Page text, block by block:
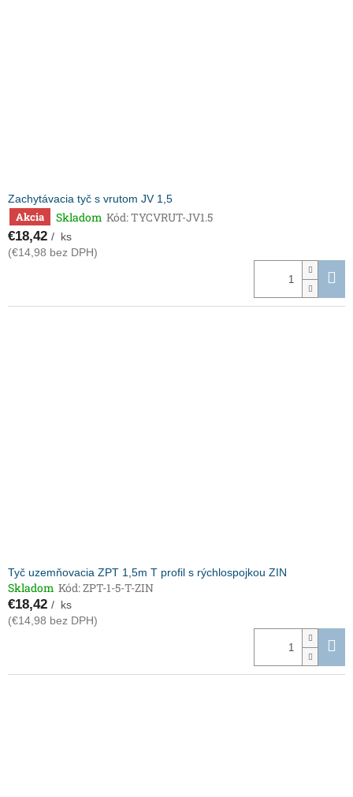
Zachytávacia tyč s vrutom JV 1,5
Akcia Skladom Kód:TYCVRUT-JV1.5
€18,42 / ks
(€14,98 bez DPH)
Tyč uzemňovacia ZPT 1,5m T profil s rýchlospojkou ZIN
Skladom Kód:ZPT-1-5-T-ZIN
€18,42 / ks
(€14,98 bez DPH)